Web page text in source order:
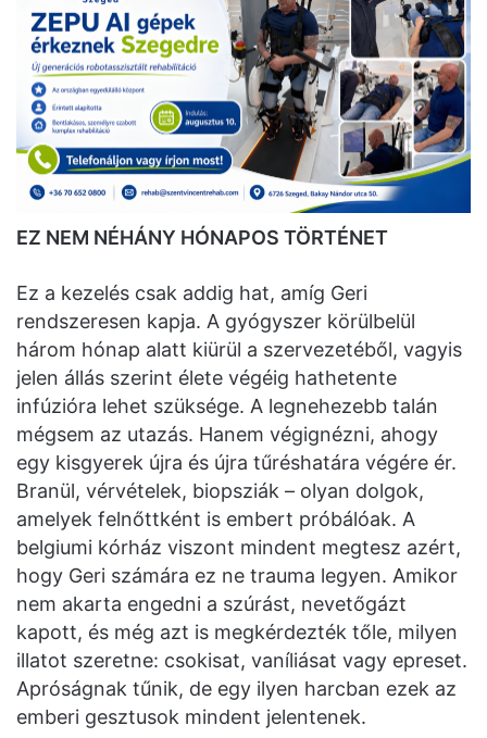
EZ NEM NÉHÁNY HÓNAPOS TÖRTÉNET
Ez a kezelés csak addig hat, amíg Geri
rendszeresen kapja. A gyógyszer körülbelül
három hónap alatt kiürül a szervezetéből, vagyis
jelen állás szerint élete végéig hathetente
infúzióra lehet szüksége. A legnehezebb talán
mégsem az utazás. Hanem végignézni, ahogy
egy kisgyerek újra és újra tűréshatára végére ér.
Branül, vérvételek, biopsziák – olyan dolgok,
amelyek felnőttként is embert próbálóak. A
belgiumi kórház viszont mindent megtesz azért,
hogy Geri számára ez ne trauma legyen. Amikor
nem akarta engedni a szúrást, nevetőgázt
kapott, és még azt is megkérdezték tőle, milyen
illatot szeretne: csokisat, vaníliásat vagy epreset.
Apróságnak tűnik, de egy ilyen harcban ezek az
emberi gesztusok mindent jelentenek.